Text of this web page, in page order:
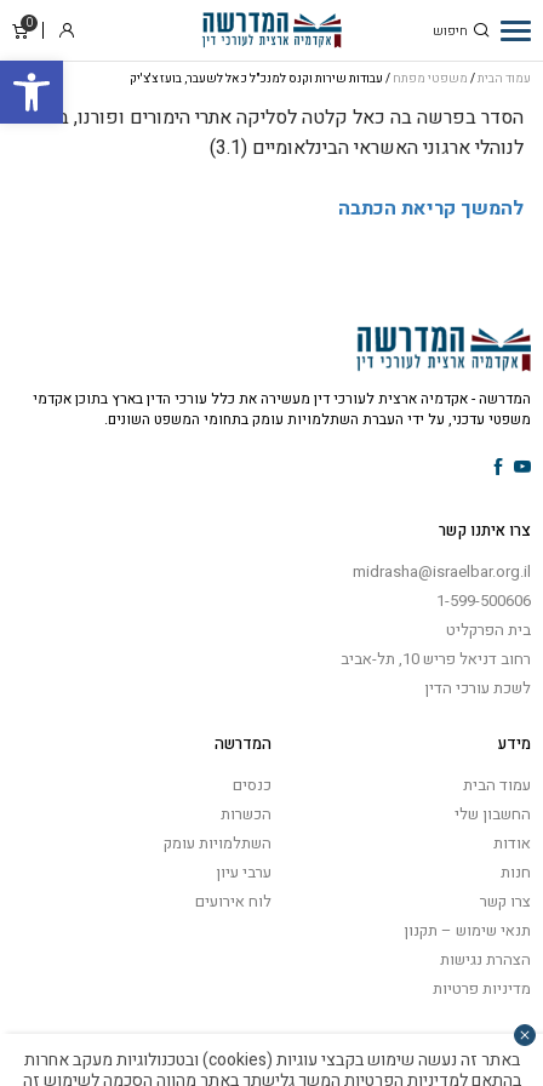
פתח
0
סל
התחבר
עמוד הבית/ משפטי מפתח / עבודות שירות וקנס למנכ"ל כאל לשעבר, בועז צ'צ'יק
עבודות שירות
וקנס למנכ"ל כאל
לשעבר, בועז
צ'צ'יק
הסדר בפרשה בה כאל קלטה לסליקה אתרי הימורים ופורנו, בניגוד
לנוהלי ארגוני האשראי הבינלאומיים (3.1)
להמשך קריאת הכתבה
המדרשה - אקדמיה ארצית לעורכי דין מעשירה את כלל עורכי הדין בארץ בתוכן אקדמי
משפטי עדכני, על ידי העברת השתלמויות עומק בתחומי המשפט השונים.
צרו איתנו קשר
midrasha@israelbar.org.il
1-599-500606
בית הפרקליט
רחוב דניאל פריש 10, תל-אביב
לשכת עורכי הדין
מידע
עמוד הבית
החשבון שלי
אודות
חנות
צרו קשר
תנאי שימוש – תקנון
הצהרת נגישות
מדיניות פרטיות
המדרשה
כנסים
הכשרות
השתלמויות עומק
ערבי עיון
לוח אירועים
באתר זה נעשה שימוש בקבצי עוגיות (cookies) ובטכנולוגיות מעקב אחרות
בהתאםלמדיניות הפרטיותהמשך גלישתך באתר מהווה הסכמה לשימוש זה